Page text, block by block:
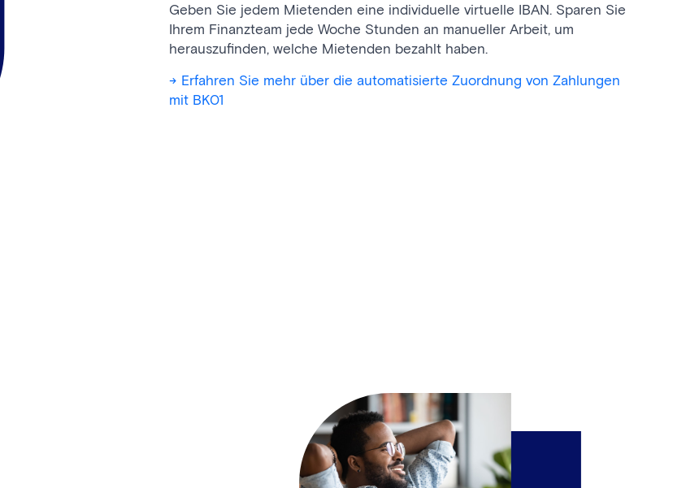
Geben Sie jedem Mietenden eine individuelle virtuelle IBAN. Sparen Sie
Ihrem Finanzteam jede Woche Stunden an manueller Arbeit, um
herauszufinden, welche Mietenden bezahlt haben.
-> Erfahren Sie mehr über die automatisierte Zuordnung von Zahlungen
mit BK01